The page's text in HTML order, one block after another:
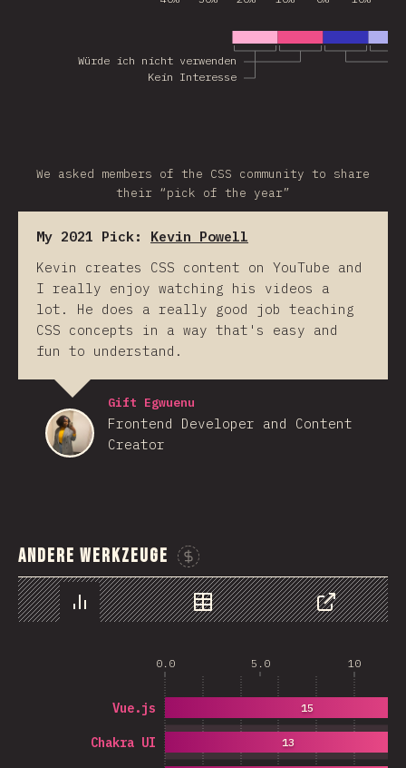
Kein Interesse
Würde ich nicht verwenden
We asked members of the CSS community to share
their “pick of the year”
My 2021 Pick: Kevin Powell
Kevin creates CSS content on YouTube and
I really enjoy watching his videos a
lot. He does a really good job teaching
CSS concepts in a way that's easy and
fun to understand.
Gift Egwuenu
Frontend Developer and Content
Creator
Andere Werkzeuge
Chart Data Share
0.0 5.0 10
Chakra UI
Vue.js
13
15